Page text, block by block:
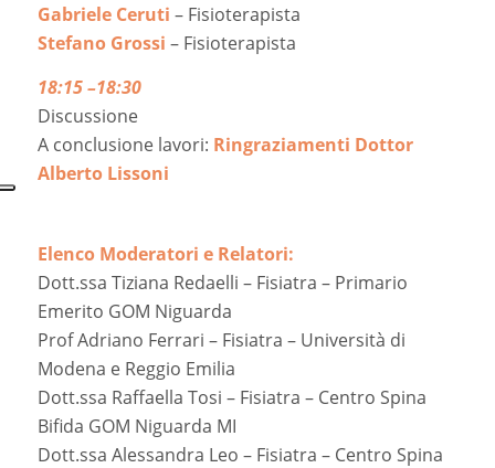
Gabriele Ceruti – Fisioterapista
Stefano Grossi – Fisioterapista
18:15 –18:30
Discussione
A conclusione lavori: Ringraziamenti Dottor
Alberto Lissoni
Elenco Moderatori e Relatori:
Dott.ssa Tiziana Redaelli – Fisiatra – Primario
Emerito GOM Niguarda
Prof Adriano Ferrari – Fisiatra – Università di
Modena e Reggio Emilia
Dott.ssa Raffaella Tosi – Fisiatra – Centro Spina
Bifida GOM Niguarda MI
Dott.ssa Alessandra Leo – Fisiatra – Centro Spina